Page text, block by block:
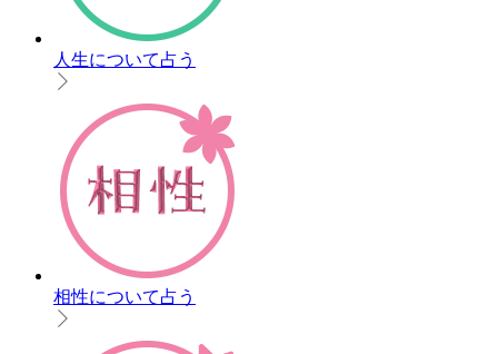
人生について占う
相性について占う